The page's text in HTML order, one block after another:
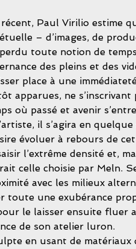
– d’images, de
toute notion de
des pleins et des
place à une
apparues, ne
où passé et avenir
il s’agira en
évoluer à rebours de
l’extrême densité et,
celle choisie par Meln.
avec les milieux
toute une exubérance
le laisser ensuite
de son atelier luron.